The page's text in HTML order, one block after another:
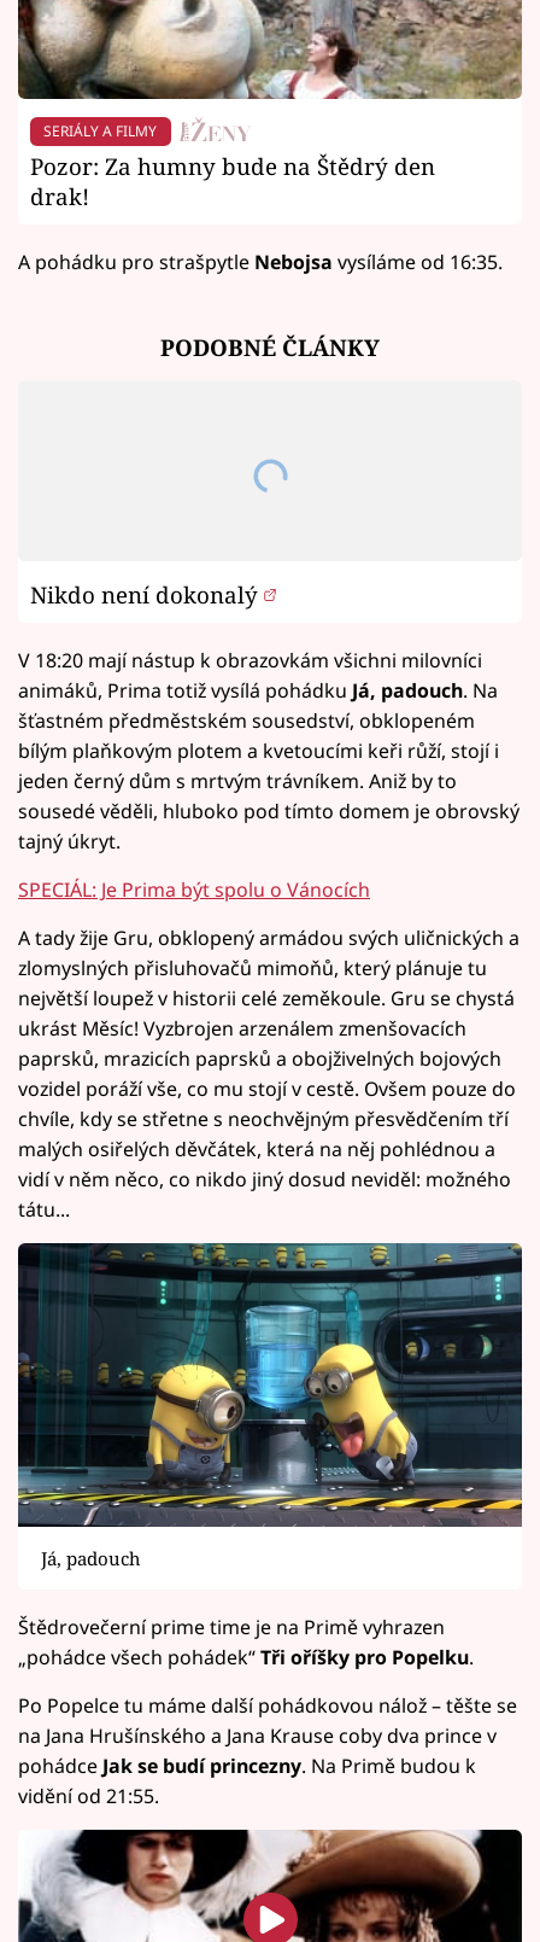
SERIÁLY A FILMY
Pozor: Za humny bude na Štědrý den
drak!
A pohádku pro strašpytle Nebojsa vysíláme od 16:35.
PODOBNÉ ČLÁNKY
Nikdo není dokonalý
V 18:20 mají nástup k obrazovkám všichni milovníci
animáků, Prima totiž vysílá pohádku Já, padouch. Na
šťastném předměstském sousedství, obklopeném
bílým plaňkovým plotem a kvetoucími keři růží, stojí i
jeden černý dům s mrtvým trávníkem. Aniž by to
sousedé věděli, hluboko pod tímto domem je obrovský
tajný úkryt.
SPECIÁL: Je Prima být spolu o Vánocích
A tady žije Gru, obklopený armádou svých uličnických a
zlomyslných přisluhovačů mimoňů, který plánuje tu
největší loupež v historii celé zeměkoule. Gru se chystá
ukrást Měsíc! Vyzbrojen arzenálem zmenšovacích
paprsků, mrazicích paprsků a obojživelných bojových
vozidel poráží vše, co mu stojí v cestě. Ovšem pouze do
chvíle, kdy se střetne s neochvějným přesvědčením tří
malých osiřelých děvčátek, která na něj pohlédnou a
vidí v něm něco, co nikdo jiný dosud neviděl: možného
tátu...
Já, padouch
Štědrovečerní prime time je na Primě vyhrazen
„pohádce všech pohádek“Tři oříšky pro Popelku.
Po Popelce tu máme další pohádkovou nálož – těšte se
na Jana Hrušínského a Jana Krause coby dva prince v
pohádce Jak se budí princezny. Na Primě budou k
vidění od 21:55.